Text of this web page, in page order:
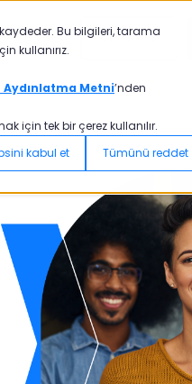
Bu bilgileri, tarama
kullanırız.
Aydınlatma Metni’nden
için tek bir çerez kullanılır.
kabul et Tümünü reddet
TR GİRİŞ YAP